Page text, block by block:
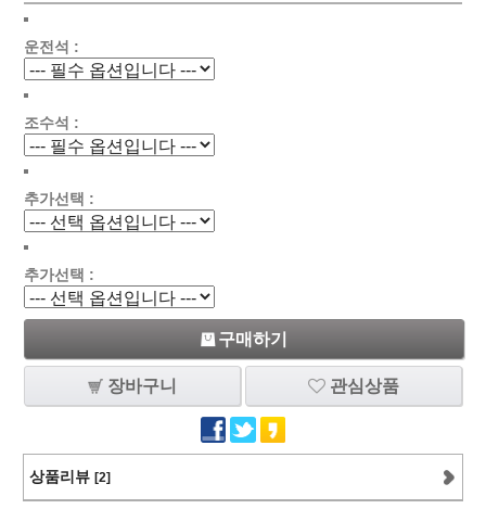
운전석 :
조수석 :
추가선택 :
추가선택 :
구매하기
장바구니 관심상품
상품리뷰 [2]